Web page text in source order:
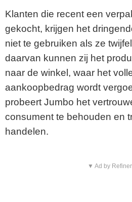
Klanten die recent een
gekocht, krijgen het
niet te gebruiken als ze
daarvan kunnen zij het
naar de winkel, waar het
aankoopbedrag wordt
probeert Jumbo het
consument te behouden en
handelen.
▼ Ad by